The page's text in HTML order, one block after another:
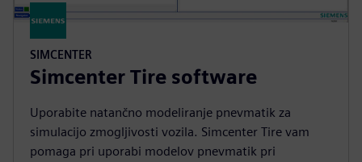
SIMCENTER
Simcenter Tire software
Uporabite natančno modeliranje pnevmatik za
simulacijo zmogljivosti vozila. Simcenter Tire vam
pomaga pri uporabi modelov pnevmatik pri